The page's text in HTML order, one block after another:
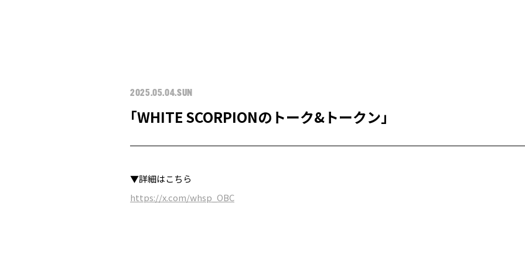
2025.05.04.SUN
｢WHITE SCORPIONのトーク&トークン｣
▼詳細はこちら
https://x.com/whsp_OBC